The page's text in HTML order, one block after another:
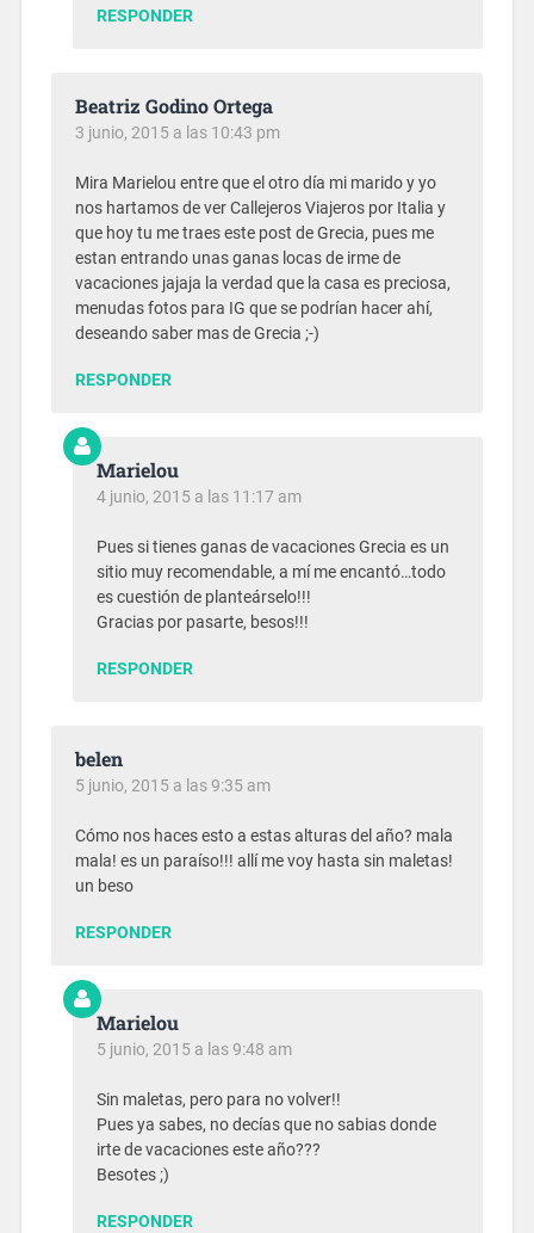
RESPONDER
Beatriz Godino Ortega
3 junio, 2015 a las 10:43 pm
Mira Marielou entre que el otro día mi marido y yo
nos hartamos de ver Callejeros Viajeros por Italia y
que hoy tu me traes este post de Grecia, pues me
estan entrando unas ganas locas de irme de
vacaciones jajaja la verdad que la casa es preciosa,
menudas fotos para IG que se podrían hacer ahí,
deseando saber mas de Grecia ;-)
RESPONDER
Marielou
4 junio, 2015 a las 11:17 am
Pues si tienes ganas de vacaciones Grecia es un
sitio muy recomendable, a mí me encantó…todo
es cuestión de planteárselo!!!
Gracias por pasarte, besos!!!
RESPONDER
belen
5 junio, 2015 a las 9:35 am
Cómo nos haces esto a estas alturas del año? mala
mala! es un paraíso!!! allí me voy hasta sin maletas!
un beso
RESPONDER
Marielou
5 junio, 2015 a las 9:48 am
Sin maletas, pero para no volver!!
Pues ya sabes, no decías que no sabias donde
irte de vacaciones este año???
Besotes ;)
RESPONDER